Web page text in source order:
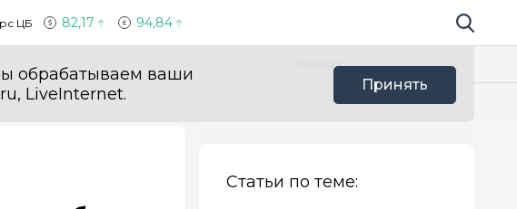
ЦБ 82,17 94,84 Поиск по
обрабатываем ваши
LiveInternet.
Принять
Польза
Статьи по теме: